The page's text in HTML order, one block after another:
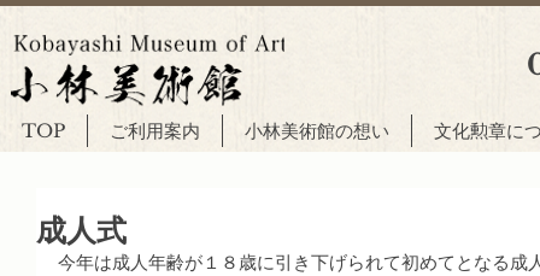
TOP ご利用案内 小林美術館の想い 文化勲章に
成人式
今年は成人年齢が１８歳に引き下げられて初めてとなる成